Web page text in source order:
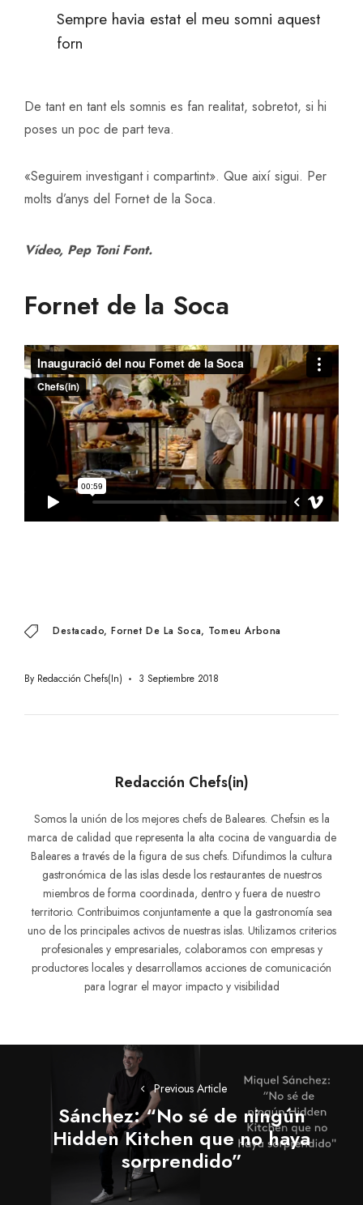
Sempre havia estat el meu somni aquest
forn
De tant en tant els somnis es fan realitat, sobretot, si hi
poses un poc de part teva.
«Seguirem investigant i compartint». Que així sigui. Per
molts d’anys del Fornet de la Soca.
Vídeo, Pep Toni Font.
Fornet de la Soca
Destacado Fornet De La Soca Tomeu Arbona
By Redacción Chefs(in) 3 Septiembre 2018
Redacción Chefs(in)
Somos la unión de los mejores chefs de Baleares. Chefsin es la
marca de calidad que representa la alta cocina de vanguardia de
Baleares a través de la figura de sus chefs. Difundimos la cultura
gastronómica de las islas desde los restaurantes de nuestros
miembros de forma coordinada, dentro y fuera de nuestro
territorio. Contribuimos conjuntamente a que la gastronomía sea
uno de los principales activos de nuestras islas. Utilizamos criterios
profesionales y empresariales, colaboramos con empresas y
productores locales y desarrollamos acciones de comunicación
para lograr el mayor impacto y visibilidad
entradas
Previous Article
Previous
post:
Sánchez: “No sé de ningún
Hidden Kitchen que no haya
sorprendido”